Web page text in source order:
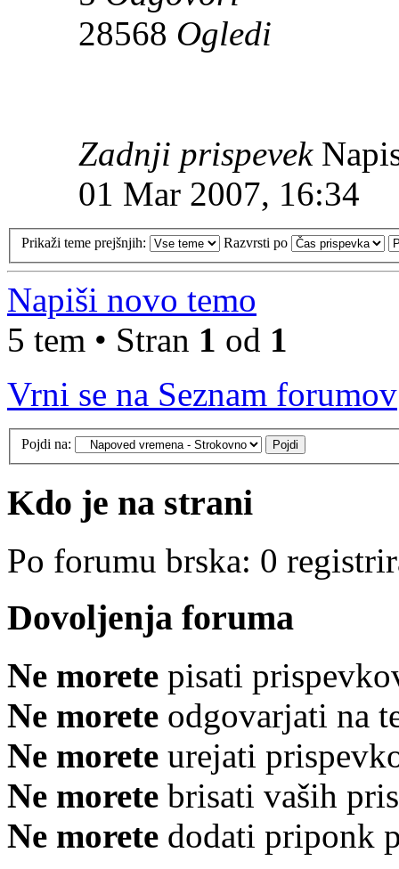
28568 Ogledi
Zadnji prispevek
01 Mar 2007, 16:34
Prikaži teme prejšnjih: Razvrsti po
Napiši novo temo
5 tem • Stran 1 od 1
Vrni se na Seznam forumov
Pojdi na:
Kdo je na strani
Po forumu brska: 0
Dovoljenja foruma
Ne morete pisati
Ne morete odgovarjati na
Ne morete urejati
Ne morete brisati vaših
Ne morete dodati priponk